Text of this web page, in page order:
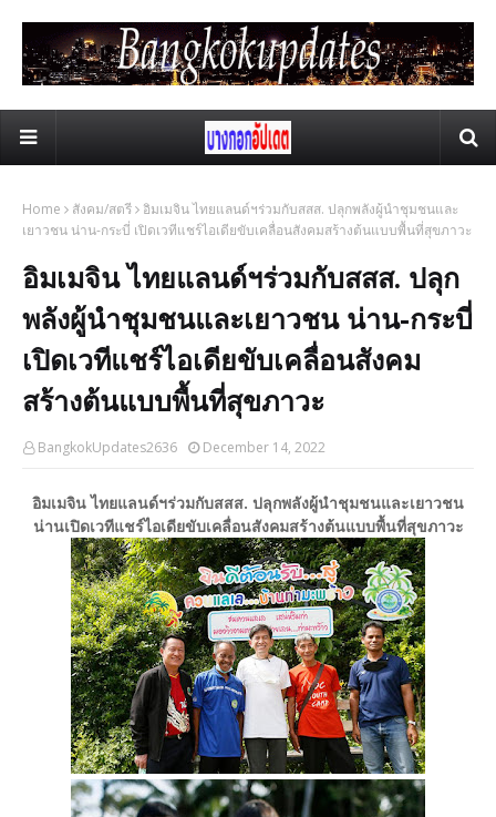
Home สังคม/สตรี
อิมเมจิน ไทยแลนด์ฯร่วมกับสสส. ปลุกพลังผู้นำชุมชนและ
เยาวชน น่าน-กระบี่ เปิดเวทีแชร์ไอเดียขับเคลื่อนสังคมสร้างต้นแบบพื้นที่สุขภาวะ
อิมเมจิน ไทยแลนด์ฯร่วมกับสสส. ปลุก
พลังผู้นำชุมชนและเยาวชน น่าน-กระบี่
เปิดเวทีแชร์ไอเดียขับเคลื่อนสังคม
สร้างต้นแบบพื้นที่สุขภาวะ
BangkokUpdates2636 December 14, 2022
อิมเมจิน ไทยแลนด์ฯร่วมกับสสส. ปลุกพลังผู้นำชุมชนและเยาวชน
น่านเปิดเวทีแชร์ไอเดียขับเคลื่อนสังคมสร้างต้นแบบพื้นที่สุขภาวะ